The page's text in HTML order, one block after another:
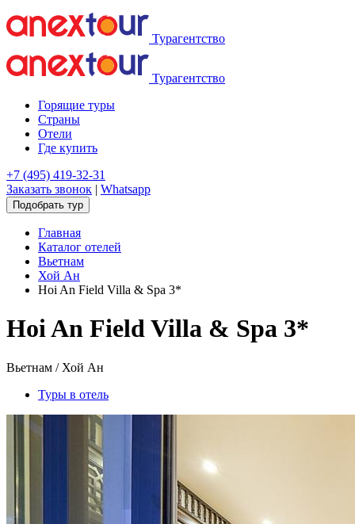
Турагентство
Турагентство
Горящие туры
Страны
Отели
Где купить
+7 (495) 419-32-31
Заказать звонок | Whatsapp
Подобрать тур
Главная
Каталог отелей
Вьетнам
Хой Ан
Hoi An Field Villa & Spa 3*
Hoi An Field Villa & Spa 3*
Вьетнам / Хой Ан
Туры в отель